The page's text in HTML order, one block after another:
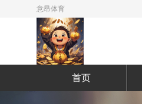
意昂体育
首页